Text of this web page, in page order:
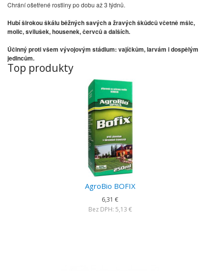
Chrání ošetřené rostliny po dobu až 3 týdnů.
Hubí širokou škálu běžných savých a žravých škůdců včetně mšic,
molic, svilušek, housenek, červců a dalších.
Účinný proti všem vývojovým stádium: vajíčkům, larvám i dospělým
jedincům.
Top produkty
AgroBio BOFIX
6,31 €
Bez DPH: 5,13 €